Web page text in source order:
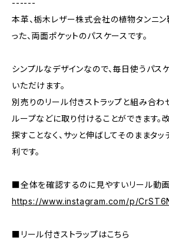
------
本革、栃木レザー株式会社の植物タンニン
った、両面ポケットのパスケースです。
シンプルなデザインなので、毎日使うパス
いただけます。
別売りのリール付きストラップと組み合わ
ループなどに取り付けることができます。
探すことなく、サッと伸ばしてそのままタッ
利です。
■全体を確認するのに見やすいリール動
https://www.instagram.com/p/
■リール付きストラップはこちら